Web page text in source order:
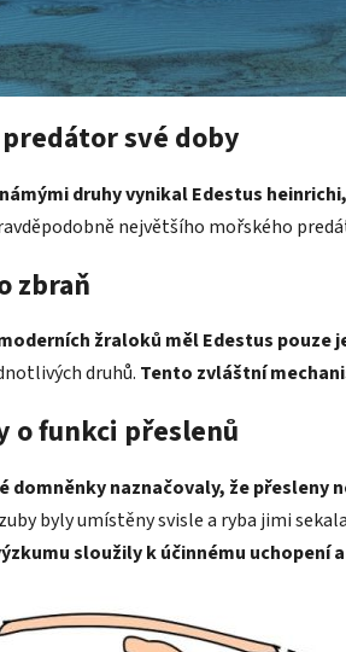
své doby
druhy vynikal Edestus
největšího mořského
zbraň
žraloků měl Edestus pouze
druhů. Tento zvláštní
o funkci přeslenů
domněnky naznačovaly, že přesleny
byly umístěny svisle a ryba jimi
sloužily k účinnému uchopení